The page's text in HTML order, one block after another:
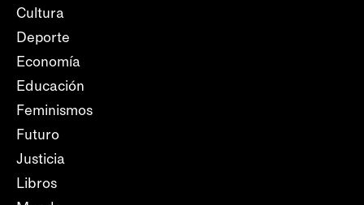
Cultura
Deporte
Economía
Educación
Feminismos
Futuro
Justicia
Libros